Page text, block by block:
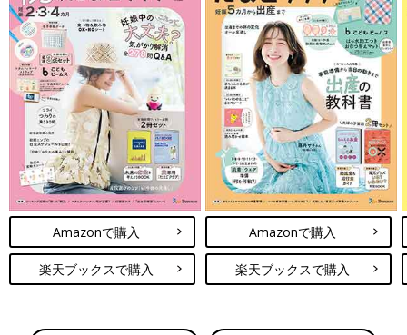
Amazonで購入
楽天ブックスで購入
Amazonで購入
楽天ブックスで購入